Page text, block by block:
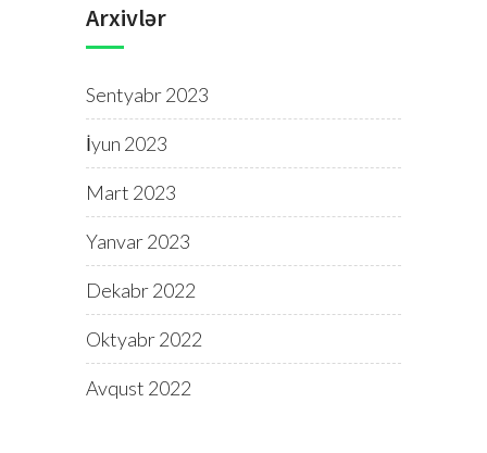
Arxivlər
Sentyabr 2023
İyun 2023
Mart 2023
Yanvar 2023
Dekabr 2022
Oktyabr 2022
Avqust 2022